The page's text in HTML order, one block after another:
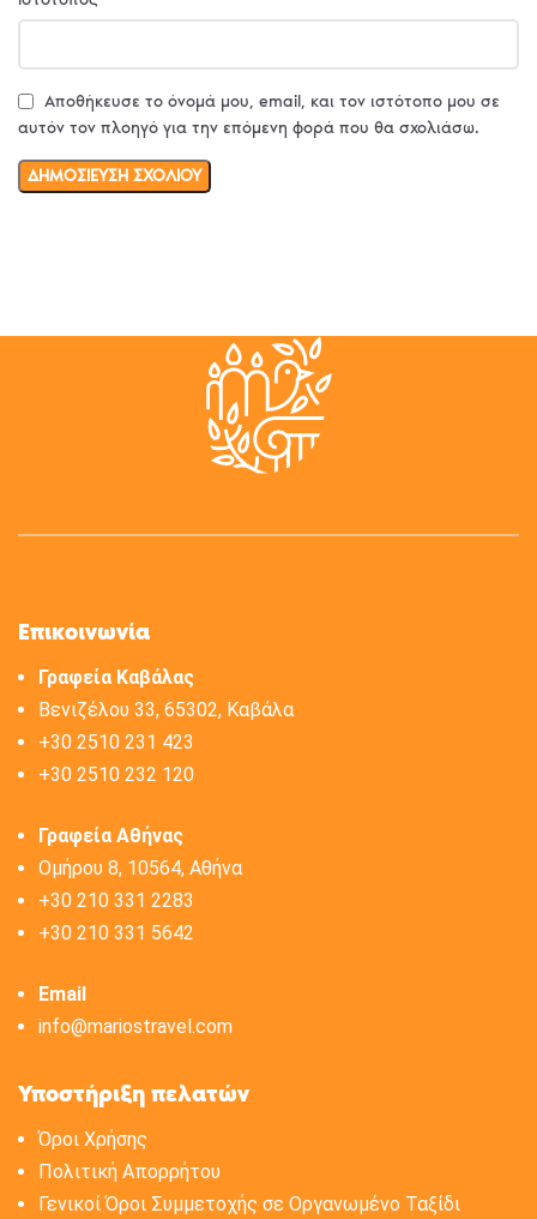
Αποθήκευσε το όνομά μου, email, και τον ιστότοπο μου σε
αυτόν τον πλοηγό για την επόμενη φορά που θα σχολιάσω.
Επικοινωνία
Γραφεία Καβάλας
Βενιζέλου 33, 65302, Καβάλα
+30 2510 231 423
+30 2510 232 120
Γραφεία Αθήνας
Ομήρου 8, 10564, Αθήνα
+30 210 331 2283
+30 210 331 5642
Email
info@mariostravel.com
Υποστήριξη πελατών
Όροι Χρήσης
Πολιτική Aπορρήτου
Γενικοί Όροι Συμμετοχής σε Οργανωμένο Ταξίδι